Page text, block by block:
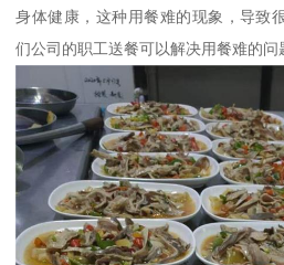
身体健康，这种用餐难的现象，导致
们公司的职工送餐可以解决用餐难的问